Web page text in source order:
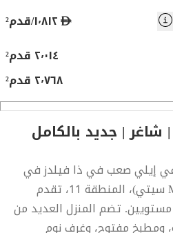
د
ه
م
١٬٨١٢/قدم²
٢٬٠١٤ قدم²
٢٬٧٦٨ قدم²
| جديد بالكامل
في إيلي صعب في ذا فيلدز في
مدينة محمد بن راشد (MBR سيتي)، المنطقة 11، تقدم
تضم المنزل العديد من
ومطبخ مفتوح، وغرف نوم